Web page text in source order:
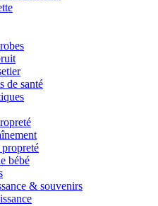
de santé
bébé
& souvenirs